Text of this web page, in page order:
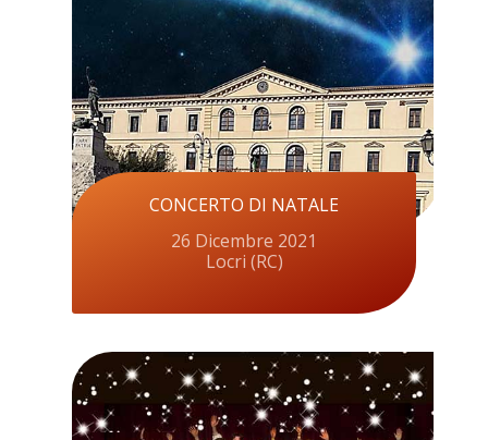
CONCERTO DI NATALE
26 Dicembre 2021
Locri (RC)